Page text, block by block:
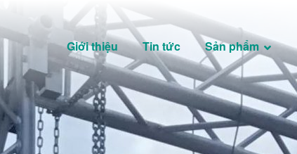
Giới thiệu Tin tức Sản phẩm